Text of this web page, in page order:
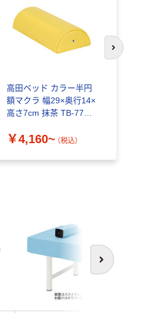
高田ベッド カラー半円
額マクラ 幅29×奥行14×
高さ7cm 抹茶 TB-77C-
￥4,160~ （税込）
次のスライド
次へ